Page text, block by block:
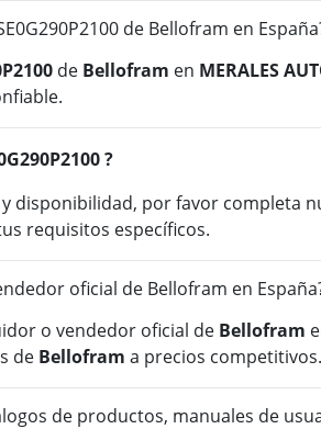
de Bellofram en
de Bellofram en MERALES
?
disponibilidad, por favor completa
requisitos específicos.
oficial de Bellofram en
o vendedor oficial de Bellofram
de Bellofram a precios competitivos.
de productos, manuales de